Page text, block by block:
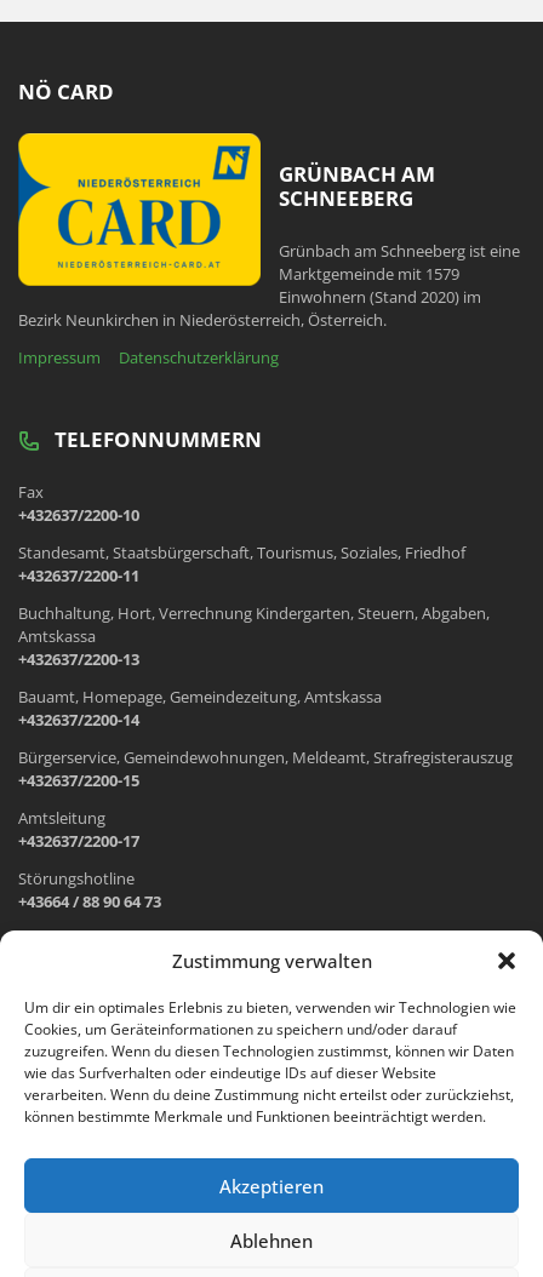
Zustimmung verwalten
Um dir ein optimales Erlebnis zu bieten, verwenden wir Technologien wie
Cookies, um Geräteinformationen zu speichern und/oder darauf
zuzugreifen. Wenn du diesen Technologien zustimmst, können wir Daten
wie das Surfverhalten oder eindeutige IDs auf dieser Website
verarbeiten. Wenn du deine Zustimmung nicht erteilst oder zurückziehst,
können bestimmte Merkmale und Funktionen beeinträchtigt werden.
Akzeptieren
Ablehnen
NÖ CARD
GRÜNBACH AM
SCHNEEBERG
Grünbach am Schneeberg ist eine
Marktgemeinde mit 1579
Einwohnern (Stand 2020) im
Bezirk Neunkirchen in Niederösterreich, Österreich.
Impressum
Datenschutzerklärung
TELEFONNUMMERN
Fax
+432637/2200-10
Standesamt, Staatsbürgerschaft, Tourismus, Soziales, Friedhof
+432637/2200-11
Buchhaltung, Hort, Verrechnung Kindergarten, Steuern, Abgaben,
Amtskassa
+432637/2200-13
Bauamt, Homepage, Gemeindezeitung, Amtskassa
+432637/2200-14
Bürgerservice, Gemeindewohnungen, Meldeamt, Strafregisterauszug
+432637/2200-15
Amtsleitung
+432637/2200-17
Störungshotline
+43664 / 88 90 64 73
Wr. Neustädter Straße 1
2733 Grünbach am Schneeberg
Öffnungszeiten Gemeindeamt:
Montag: 8.00 – 12.00 Uhr und 14.00 – 18.00 Uhr
Freitag: 8.00 – 12.00 Uhr
Email: